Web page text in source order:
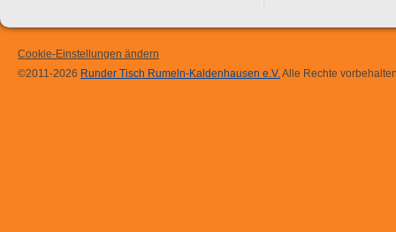
Cookie-Einstellungen ändern
©2011-2026 Runder Tisch Rumeln-Kaldenhausen e.V.Alle Rechte